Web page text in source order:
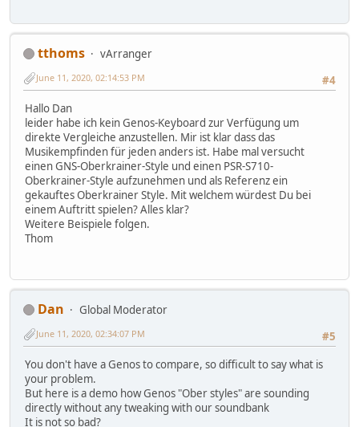
tthoms
vArranger
#4
June 11, 2020, 02:14:53 PM
Hallo Dan
leider habe ich kein Genos-Keyboard zur Verfügung um
direkte Vergleiche anzustellen. Mir ist klar dass das
Musikempfinden für jeden anders ist. Habe mal versucht
einen GNS-Oberkrainer-Style und einen PSR-S710-
Oberkrainer-Style aufzunehmen und als Referenz ein
gekauftes Oberkrainer Style. Mit welchem würdest Du bei
einem Auftritt spielen? Alles klar?
Weitere Beispiele folgen.
Thom
Dan
Global Moderator
#5
June 11, 2020, 02:34:07 PM
You don't have a Genos to compare, so difficult to say what is
your problem.
But here is a demo how Genos "Ober styles" are sounding
directly without any tweaking with our soundbank
It is not so bad?